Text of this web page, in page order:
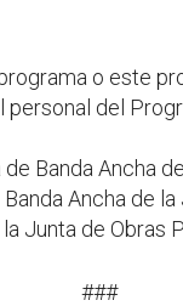
o este
del
Banda Ancha
Ancha de
Junta de Obras
###